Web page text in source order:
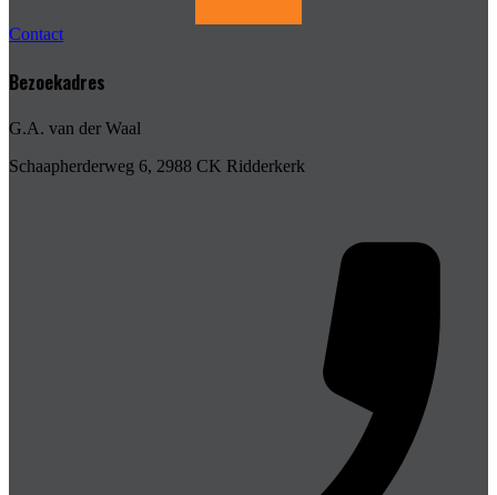
Contact
Bezoekadres
G.A. van der Waal
Schaapherderweg 6, 2988 CK Ridderkerk